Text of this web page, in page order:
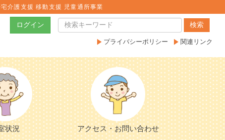
介護支援 移動支援 児童通所事業
検索
ログイン
プライバシーポリシー 関連リンク
状況 アクセス・お問い合わせ